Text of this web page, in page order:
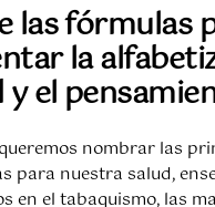
las fórmulas
la
y el
nombrar las
para nuestra salud,
en el tabaquismo, las